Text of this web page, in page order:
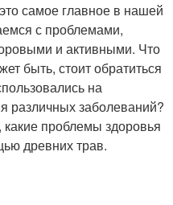
самое главное в нашей
с проблемами,
и активными. Что
быть, стоит обратиться
на
различных заболеваний?
проблемы здоровья
древних трав.